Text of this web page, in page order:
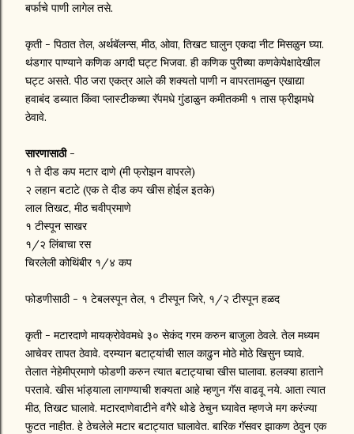
बर्फाचे पाणी लागेल तसे.
कृती - पिठात तेल, अर्थबॅलन्स, मीठ, ओवा, तिखट घालुन एकदा नीट मिसळुन घ्या.
थंडगार पाण्याने कणिक अगदी घट्ट भिजवा. ही कणिक पुरीच्या कणकेपेक्षादेखील
घट्ट असते. पीठ जरा एकत्र आले की शक्यतो पाणी न वापरतामळुन एखाद्या
हवाबंद डब्यात किंवा प्लास्टीकच्या रॅपमधे गुंडाळुन कमीतकमी १ तास फ्रीझमधे
ठेवावे.
सारणासाठी-
१ ते दीड कप मटार दाणे (मी फ्रोझन वापरले)
२ लहान बटाटे (एक ते दीड कप खीस होईल इतके)
लाल तिखट, मीठ चवीप्रमाणे
१ टीस्पून साखर
१/२ लिंबाचा रस
चिरलेली कोथिंबीर १/४ कप
फोडणीसाठी - १ टेबलस्पून तेल, १ टीस्पून जिरे, १/२ टीस्पून हळद
कृती - मटारदाणे मायक्रोवेवमधे ३० सेकंद गरम करुन बाजुला ठेवले. तेल मध्यम
आचेवर तापत ठेवावे. दरम्यान बटाट्यांची साल काढुन मोठे मोठे खिसुन घ्यावे.
तेलात नेहेमीप्रमाणे फोडणी करुन त्यात बटाट्याचा खीस घालावा. हलक्या हाताने
परतावे. खीस भांड्याला लागण्याची शक्यता आहे म्हणुन गॅस वाढवू नये. आता त्यात
मीठ, तिखट घालावे. मटारदाणेवाटीने वगैरे थोडे ठेचुन घ्यावेत म्हणजे मग करंज्या
फुटत नाहीत. हे ठेचलेले मटार बटाट्यात घालावेत. बारिक गॅसवर झाकण ठेवुन एक